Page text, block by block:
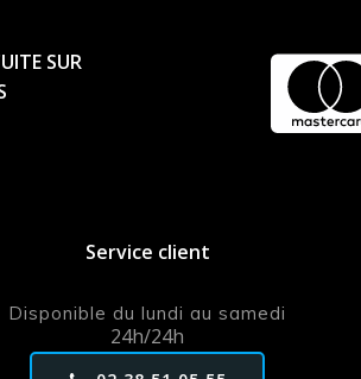
SUR
Service client
Disponible du lundi au samedi
24h/24h